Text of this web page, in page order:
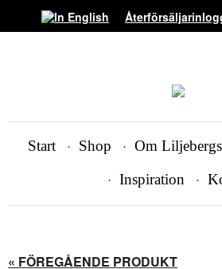
Start Shop Om Liljebergs
Inspiration
« FÖREGÅENDE PRODUKT